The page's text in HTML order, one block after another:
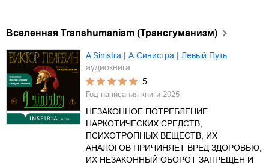
Вселенная Transhumanism (Трансгуманизм)
A Sinistra | А Синистра | Левый Путь
аудиокнига
5
Год написания книги 2025
НЕЗАКОННОЕ ПОТРЕБЛЕНИЕ
НАРКОТИЧЕСКИХ СРЕДСТВ,
ПСИХОТРОПНЫХ ВЕЩЕСТВ, ИХ
АНАЛОГОВ ПРИЧИНЯЕТ ВРЕД ЗДОРОВЬЮ,
ИХ НЕЗАКОННЫЙ ОБОРОТ ЗАПРЕЩЕН И